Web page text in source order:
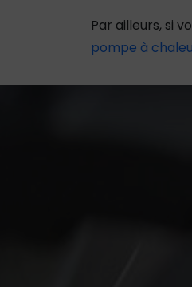
Par ailleurs, si
pompe à